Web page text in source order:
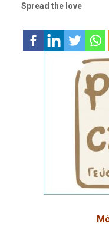
Spread the love